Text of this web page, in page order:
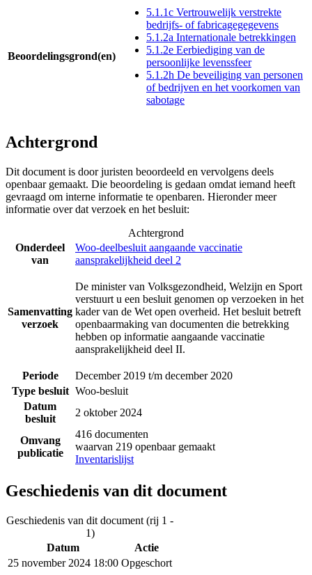
Beoordelingsgrond(en)
5.1.1c Vertrouwelijk verstrekte
bedrijfs- of fabricagegegevens
5.1.2a Internationale betrekkingen
5.1.2e Eerbiediging van de
persoonlijke levenssfeer
5.1.2h De beveiliging van personen
of bedrijven en het voorkomen van
sabotage
Achtergrond
Dit document is door juristen beoordeeld en vervolgens deels
openbaar gemaakt. Die beoordeling is gedaan omdat iemand heeft
gevraagd om interne informatie te openbaren. Hieronder meer
informatie over dat verzoek en het besluit:
Achtergrond
Onderdeel
van
Woo-deelbesluit aangaande vaccinatie
aansprakelijkheid deel 2
Samenvatting
verzoek
De minister van Volksgezondheid, Welzijn en Sport
verstuurt u een besluit genomen op verzoeken in het
kader van de Wet open overheid. Het besluit betreft
openbaarmaking van documenten die betrekking
hebben op informatie aangaande vaccinatie
aansprakelijkheid deel II.
Periode
December 2019 t/m december 2020
Type besluit Woo-besluit
Datum
besluit
2 oktober 2024
Omvang
publicatie
416 documenten
waarvan 219 openbaar gemaakt
Inventarislijst
Geschiedenis van dit document
Geschiedenis van dit document (rij 1 -
1)
Datum
Actie
25 november 2024 18:00 Opgeschort